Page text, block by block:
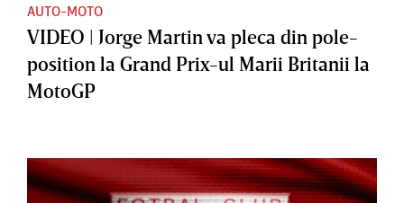
AUTO-MOTO
VIDEO | Jorge Martin va pleca din pole-
position la Grand Prix-ul Marii Britanii la
MotoGP